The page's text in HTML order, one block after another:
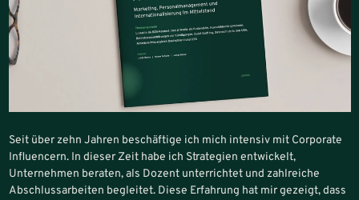
Seit über zehn Jahren beschäftige ich mich intensiv mit Corporate
Influencern. In dieser Zeit habe ich Strategien entwickelt,
Unternehmen beraten, als Dozent unterrichtet und zahlreiche
Abschlussarbeiten begleitet. Diese Erfahrung hat mir gezeigt, dass